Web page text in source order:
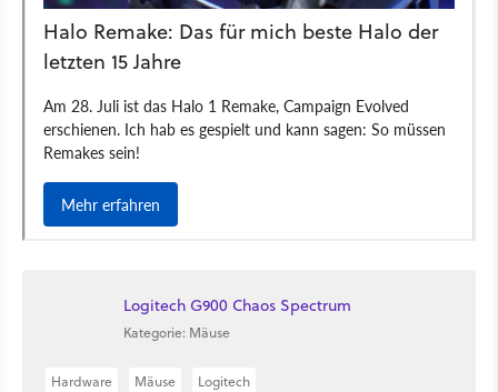
Logitech G900 Chaos Spectrum
Kategorie: Mäuse
Hardware Mäuse Logitech